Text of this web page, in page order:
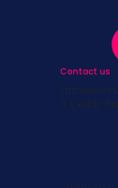
Contact us
5 Cedar